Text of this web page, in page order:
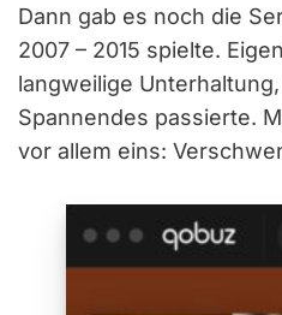
Dann gab es noch die
2007 – 2015 spielte.
langweilige
Spannendes passierte.
vor allem eins: